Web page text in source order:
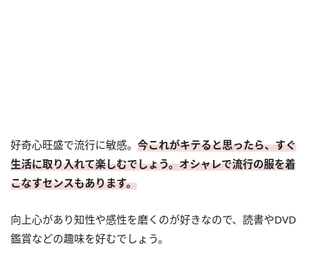
好奇心旺盛で流行に敏感。 今これがキテると思ったら、すぐ
生活に取り入れて楽しむでしょう。オシャレで流行の服を着
こなすセンスもあります。
向上心があり知性や感性を磨くのが好きなので、読書やDVD
鑑賞などの趣味を好むでしょう。